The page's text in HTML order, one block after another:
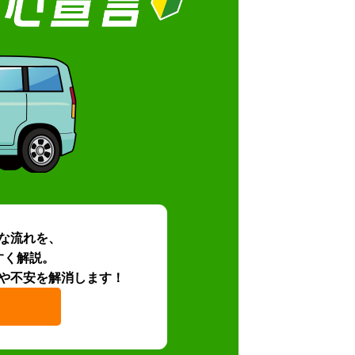
流れを、
解説。
不安を解消します！